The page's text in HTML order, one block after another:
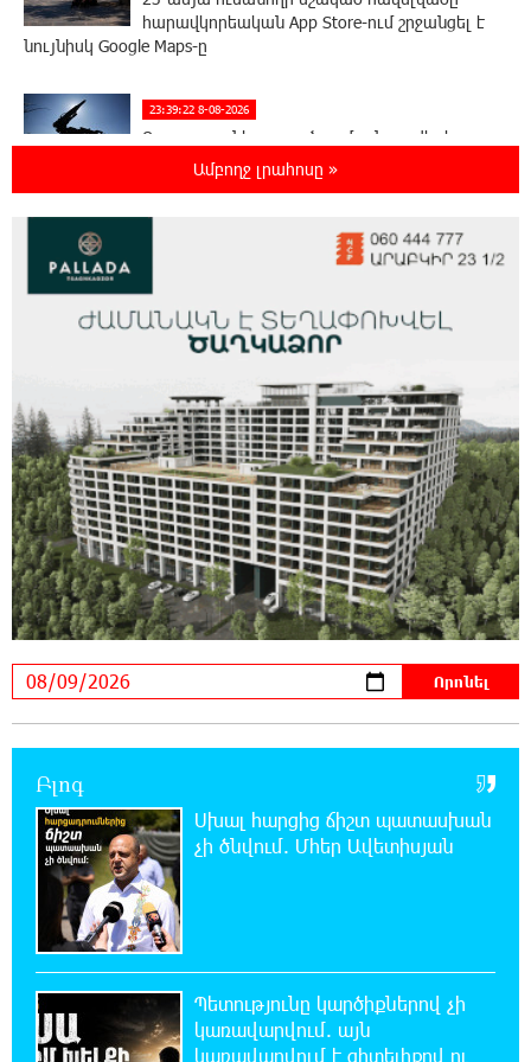
հարավկորեական App Store-ում շրջանցել է
նույնիսկ Google Maps-ը
23:39:22 8-08-2026
Ռուսաստանի տարածքում ոչնչացվել է
ուկրաինական 360 անօդաչու թռչող սարք
Օգոստոսի 10-ին, 11-ին, 12-ին, 13-ին, 14-ին,
հասցեներում լույս չի լինելու
Ողբերգական դեպք՝ Երևանում․ Կիևյան
կամրջի տակ հայտնաբերվել է տղամարդու
մարմին
22:43:21 8-08-2026
Ադրբեջանի Սարով գյուղում տանը 18-ամյա
աղջկա դի է հայտնաբերվել
22:25:11 8-08-2026
Հայհիդրոմետի տնօրենը գրել է
22:07:09 8-08-2026
Արտակարգ դեպք՝ Երևանում․ կոտրել են
շենքի պատուհաններն ու դռները
21:48:41 8-08-2026
Ալիևն ու Թրամփը հեռախոսազրույց են
ունեցել
21:29:45 8-08-2026
«Ինտեր»-ը հաղթեց «Յուվենտուս»-ին
Ամբողջ լրահոսը »
Բլոգ
Սխալ հարցից ճիշտ պատասխան
չի ծնվում. Մհեր Ավետիսյան
Պետությունը կարծիքներով չի
կառավարվում. այն
կառավարվում է գիտելիքով ու